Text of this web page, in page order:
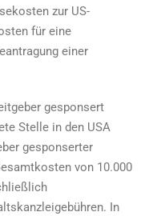
zur US-
für eine
einer
gesponsert
Stelle in den USA
gesponserter
von 10.000
In